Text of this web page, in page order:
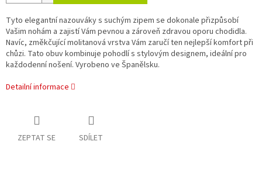
Tyto elegantní nazouváky s suchým zipem se dokonale přizpůsobí
Vašim nohám a zajistí Vám pevnou a zároveň zdravou oporu chodidla.
Navíc, změkčující molitanová vrstva Vám zaručí ten nejlepší komfort při
chůzi. Tato obuv kombinuje pohodlí s stylovým designem, ideální pro
každodenní nošení. Vyrobeno ve Španělsku.
Detailní informace
ZEPTAT SE SDÍLET